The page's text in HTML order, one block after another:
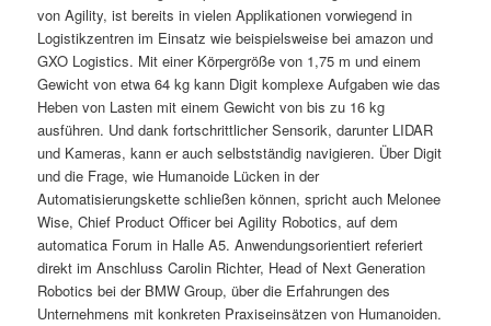
von Agility, ist bereits in vielen Applikationen vorwiegend in
Logistikzentren im Einsatz wie beispielsweise bei amazon und
GXO Logistics. Mit einer Körpergröße von 1,75 m und einem
Gewicht von etwa 64 kg kann Digit komplexe Aufgaben wie das
Heben von Lasten mit einem Gewicht von bis zu 16 kg
ausführen. Und dank fortschrittlicher Sensorik, darunter LIDAR
und Kameras, kann er auch selbstständig navigieren. Über Digit
und die Frage, wie Humanoide Lücken in der
Automatisierungskette schließen können, spricht auch Melonee
Wise, Chief Product Officer bei Agility Robotics, auf dem
automatica Forum in Halle A5. Anwendungsorientiert referiert
direkt im Anschluss Carolin Richter, Head of Next Generation
Robotics bei der BMW Group, über die Erfahrungen des
Unternehmens mit konkreten Praxiseinsätzen von Humanoiden.